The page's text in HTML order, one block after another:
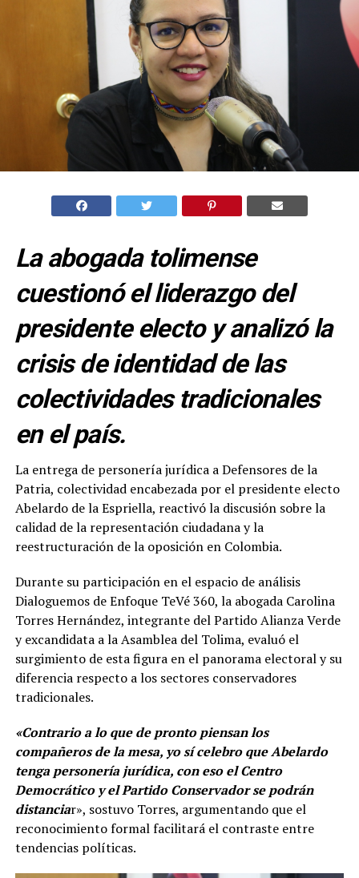
La abogada tolimense
cuestionó el liderazgo del
presidente electo y analizó la
crisis de identidad de las
colectividades tradicionales
en el país.
La entrega de personería jurídica a Defensores de la
Patria, colectividad encabezada por el presidente electo
Abelardo de la Espriella, reactivó la discusión sobre la
calidad de la representación ciudadana y la
reestructuración de la oposición en Colombia.
Durante su participación en el espacio de análisis
Dialoguemos de Enfoque TeVé 360, la abogada Carolina
Torres Hernández, integrante del Partido Alianza Verde
y excandidata a la Asamblea del Tolima, evaluó el
surgimiento de esta figura en el panorama electoral y su
diferencia respecto a los sectores conservadores
tradicionales.
«Contrario a lo que de pronto piensan los
compañeros de la mesa, yo sí celebro que Abelardo
tenga personería jurídica, con eso el Centro
Democrático y el Partido Conservador se podrán
distanciar», sostuvo Torres, argumentando que el
reconocimiento formal facilitará el contraste entre
tendencias políticas.